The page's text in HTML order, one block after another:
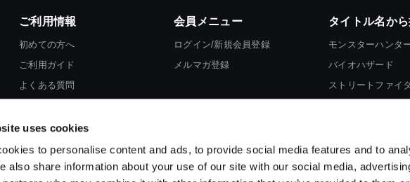
uses cookies
to personalise content and ads, to provide social media features and to
also share information about your use of our site with our social media,
ご利用情報
初めての方へ
ご利用ガイド
よくある質問
会員メニュー
ログイン/新規会員登録
メルマガ登録
タイトル名か
モンスターハンタ
バイオハザード
ストリートファイ